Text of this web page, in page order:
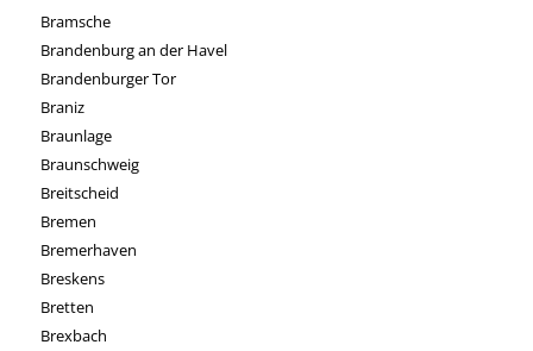
Bramsche
Brandenburg an der Havel
Brandenburger Tor
Braniz
Braunlage
Braunschweig
Breitscheid
Bremen
Bremerhaven
Breskens
Bretten
Brexbach